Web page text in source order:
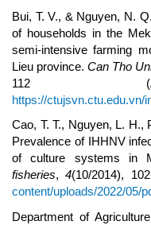
Bui, T. V., & Nguyen, N.
of households in the
semi-intensive farming
Lieu province.Can Tho
112 (
https://ctujsvn.ctu.edu.vn/
Cao, T. T., Nguyen, L. H.,
Prevalence of IHHNV
of culture systems in
fisheries,4(10/2014),
content/uploads/2022/05/
Department of